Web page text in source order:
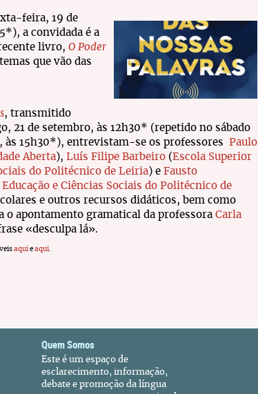
feira, 19 de
a convidada é a
livro, O Poder
que vão das
, transmitido
21 de setembro, às 12h30* (repetido no sábado
às 15h30*), entrevistam-se os professores Paulo
Aberta), Luís Filipe Barbeiro (Escola Superior
do Politécnico de Leiria) e Fausto
e Ciências Sociais do Politécnico de
e outros recursos didáticos, bem como
o apontamento gramatical da professora Carla
«desculpa lá».
aqui e aqui.
Quem Somos
Este é um espaço de
esclarecimento, informação,
debate e promoção da língua